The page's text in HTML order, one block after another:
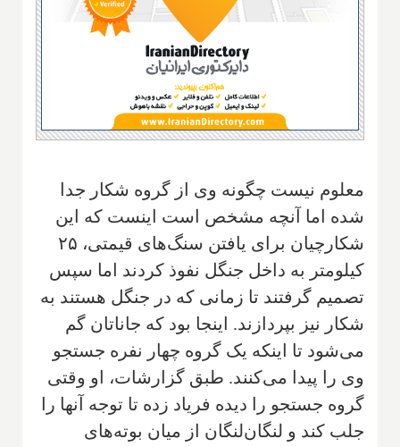
معلوم نیست چگونه وی از گروه شکار جدا
شده اما آنچه مشخص است اینست که این
شکارچیان برای یافتن سنگ‌های قیمتی، ۲۵
کیلومتر به داخل جنگل نفوذ کردند اما سپس
تصمیم گرفتند تا زمانی که در جنگل هستند به
شکار نیز بپردازند. اینجا بود که جاناتان گم
می‌شود تا اینکه یک گروه چهار نفره جستجو
وی را پیدا می‌کنند. طبق گزارشات، او وقتی
گروه جستجو را دیده فریاد زده تا توجه آنها را
جلب کند و لنگان‌لنگان از میان بوته‌های